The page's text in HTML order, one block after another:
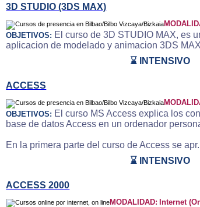
3D STUDIO (3DS MAX)
OBJETIVOS: El curso de 3D STUDIO MAX, es
aplicacion de modelado y animacion 3DS
⌛ INTENSIVO
ACCESS
OBJETIVOS: El curso MS Access explica los
base de datos Access en un ordenador
En la primera parte del curso de Access se
⌛ INTENSIVO
ACCESS 2000
MODALIDAD: Internet